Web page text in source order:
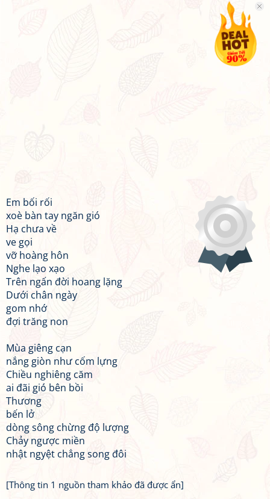
Em bối rối
xoè bàn tay ngăn gió
Hạ chưa về
ve gọi
vỡ hoàng hôn
Nghe lạo xạo
Trên ngấn đời hoang lặng
Dưới chân ngày
gom nhớ
đợi trăng non
Mùa giêng cạn
nắng giòn như cốm lựng
Chiều nghiêng căm
ai đãi gió bên bồi
Thương
bến lở
dòng sông chừng độ lượng
Chảy ngược miền
nhật ngyệt chẳng song đôi
[Thông tin 1 nguồn tham khảo đã được ẩn]